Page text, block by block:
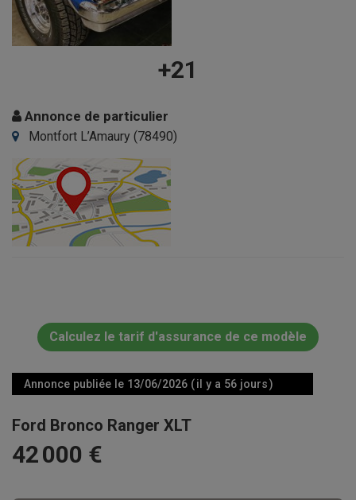
+21
Annonce de particulier
Montfort L’Amaury (78490)
Calculez le tarif d'assurance de ce modèle
Annonce publiée le 13/06/2026 ( il y a 56 jours )
Ford Bronco Ranger XLT
42 000 €